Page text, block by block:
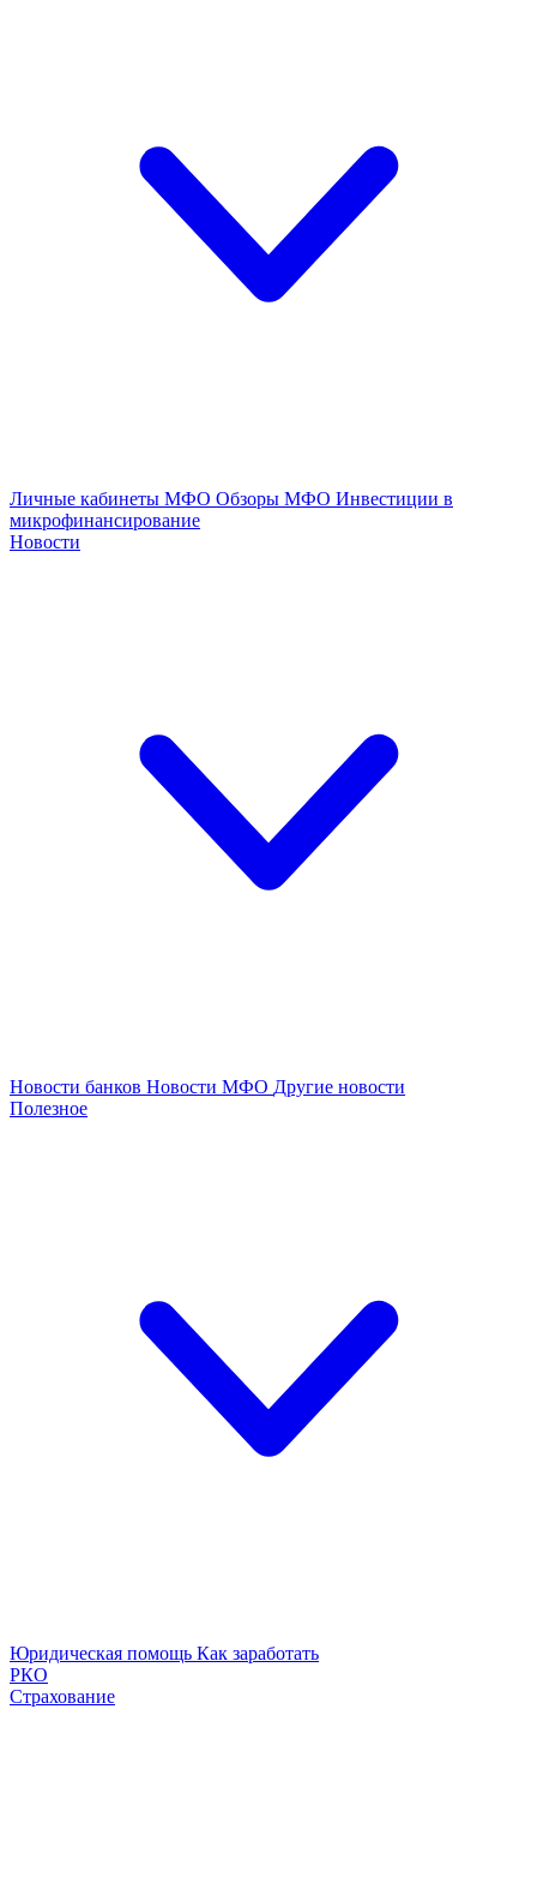
Личные кабинеты МФО Обзоры МФО Инвестиции в
микрофинансирование
Новости
Новости банков Новости МФО Другие новости
Полезное
Юридическая помощь Как заработать
РКО
Страхование